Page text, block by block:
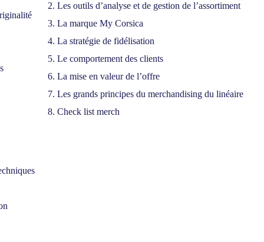
2. Les outils d’analyse et de gestion de l’assortiment
3. La marque My Corsica
4. La stratégie de fidélisation
5. Le comportement des clients
6. La mise en valeur de l’offre
7. Les grands principes du merchandising du linéaire
8. Check list merch